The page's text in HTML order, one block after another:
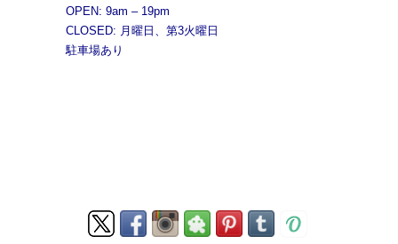
OPEN: 9am – 19pm
CLOSED: 月曜日、第3火曜日
駐車場あり